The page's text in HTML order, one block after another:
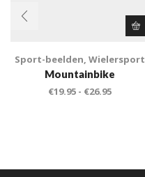
Sport-beelden, Wielersport
Mountainbike
€19.95 - €26.95